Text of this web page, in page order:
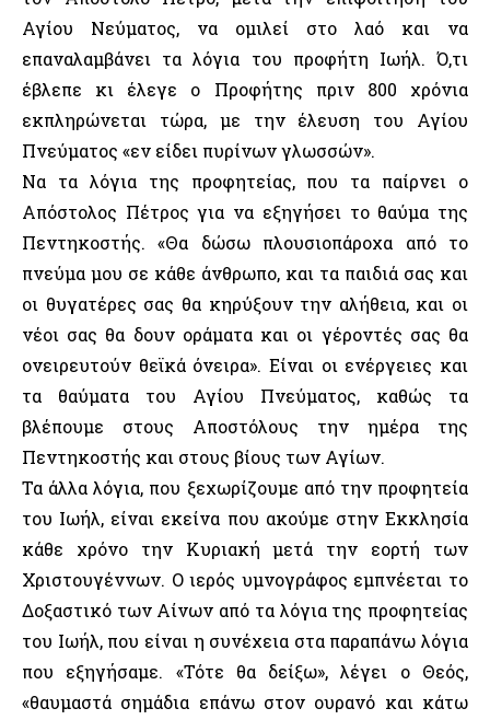
Αγίου Νεύματος, να ομιλεί στο λαό και να
επαναλαμβάνει τα λόγια του προφήτη Ιωήλ. Ό,τι
έβλεπε κι έλεγε ο Προφήτης πριν 800 χρόνια
εκπληρώνεται τώρα, με την έλευση του Αγίου
Πνεύματος «εν είδει πυρίνων γλωσσών».
Να τα λόγια της προφητείας, που τα παίρνει ο
Απόστολος Πέτρος για να εξηγήσει το θαύμα της
Πεντηκοστής. «Θα δώσω πλουσιοπάροχα από το
πνεύμα μου σε κάθε άνθρωπο, και τα παιδιά σας και
οι θυγατέρες σας θα κηρύξουν την αλήθεια, και οι
νέοι σας θα δουν οράματα και οι γέροντές σας θα
ονειρευτούν θεϊκά όνειρα». Είναι οι ενέργειες και
τα θαύματα του Αγίου Πνεύματος, καθώς τα
βλέπουμε στους Αποστόλους την ημέρα της
Πεντηκοστής και στους βίους των Αγίων.
Τα άλλα λόγια, που ξεχωρίζουμε από την προφητεία
του Ιωήλ, είναι εκείνα που ακούμε στην Εκκλησία
κάθε χρόνο την Κυριακή μετά την εορτή των
Χριστουγέννων. Ο ιερός υμνογράφος εμπνέεται το
Δοξαστικό των Αίνων από τα λόγια της προφητείας
του Ιωήλ, που είναι η συνέχεια στα παραπάνω λόγια
που εξηγήσαμε. «Τότε θα δείξω», λέγει ο Θεός,
«θαυμαστά σημάδια επάνω στον ουρανό και κάτω